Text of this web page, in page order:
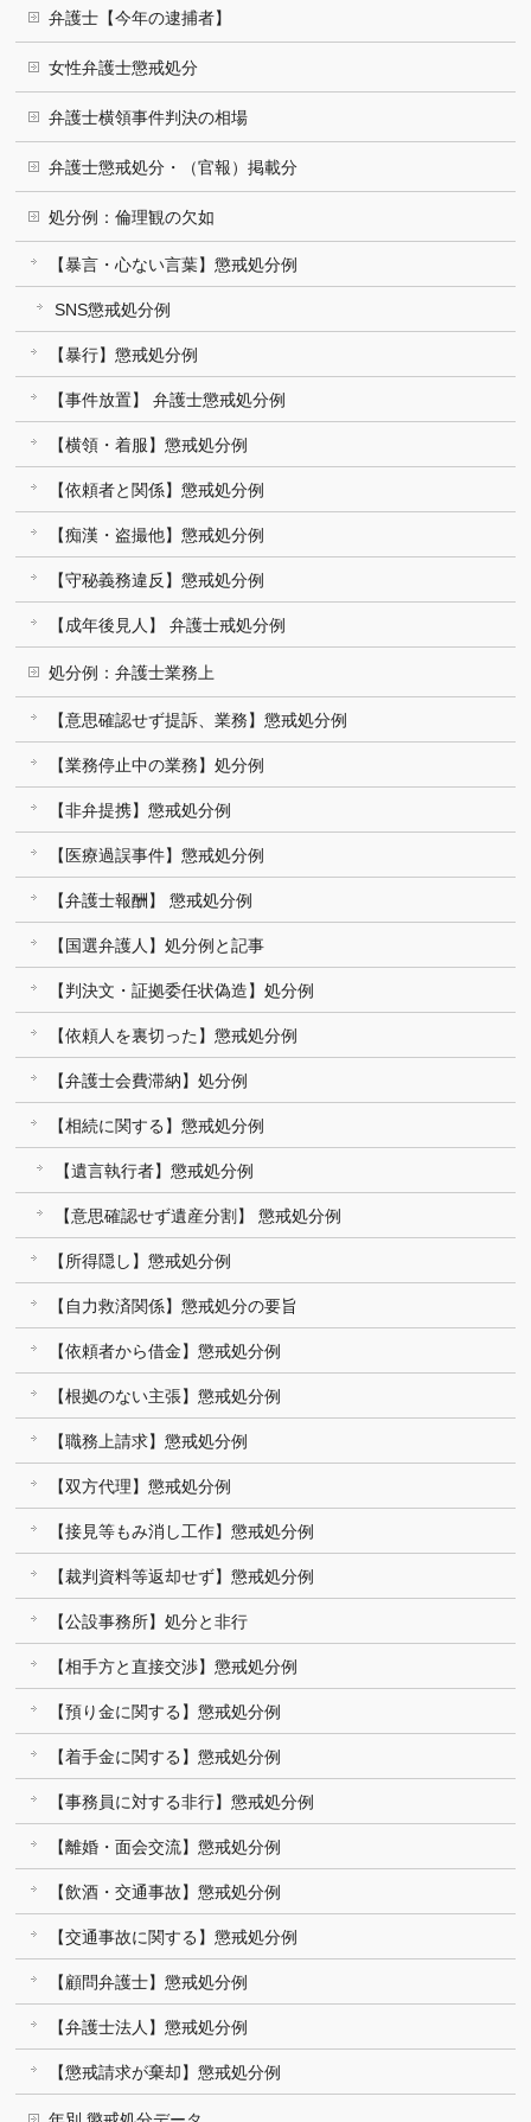
弁護士【今年の逮捕者】
女性弁護士懲戒処分
弁護士横領事件判決の相場
弁護士懲戒処分・（官報）掲載分
処分例：倫理観の欠如
【暴言・心ない言葉】懲戒処分例
SNS懲戒処分例
【暴行】懲戒処分例
【事件放置】 弁護士懲戒処分例
【横領・着服】懲戒処分例
【依頼者と関係】懲戒処分例
【痴漢・盗撮他】懲戒処分例
【守秘義務違反】懲戒処分例
【成年後見人】 弁護士戒処分例
処分例：弁護士業務上
【意思確認せず提訴、業務】懲戒処分例
【業務停止中の業務】処分例
【非弁提携】懲戒処分例
【医療過誤事件】懲戒処分例
【弁護士報酬】 懲戒処分例
【国選弁護人】処分例と記事
【判決文・証拠委任状偽造】処分例
【依頼人を裏切った】懲戒処分例
【弁護士会費滞納】処分例
【相続に関する】懲戒処分例
【遺言執行者】懲戒処分例
【意思確認せず遺産分割】 懲戒処分例
【所得隠し】懲戒処分例
【自力救済関係】懲戒処分の要旨
【依頼者から借金】懲戒処分例
【根拠のない主張】懲戒処分例
【職務上請求】懲戒処分例
【双方代理】懲戒処分例
【接見等もみ消し工作】懲戒処分例
【裁判資料等返却せず】懲戒処分例
【公設事務所】処分と非行
【相手方と直接交渉】懲戒処分例
【預り金に関する】懲戒処分例
【着手金に関する】懲戒処分例
【事務員に対する非行】懲戒処分例
【離婚・面会交流】懲戒処分例
【飲酒・交通事故】懲戒処分例
【交通事故に関する】懲戒処分例
【顧問弁護士】懲戒処分例
【弁護士法人】懲戒処分例
【懲戒請求が棄却】懲戒処分例